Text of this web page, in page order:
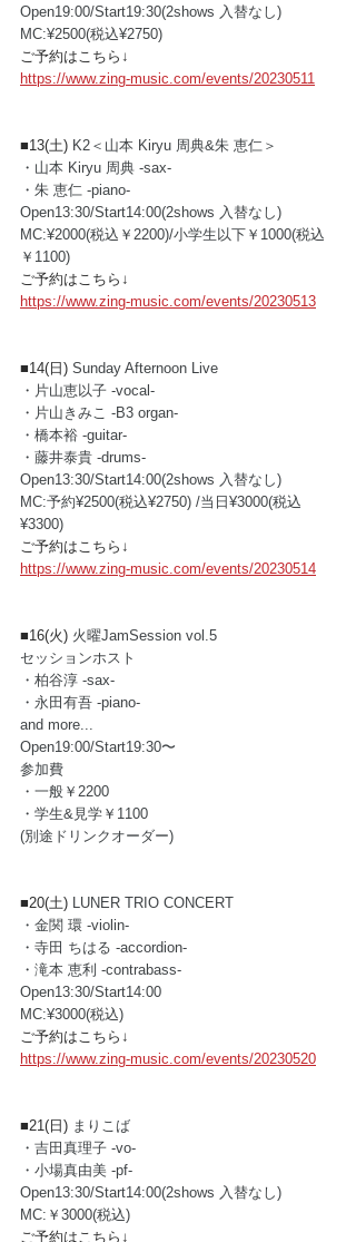
Open19:00/Start19:30(2shows 入替なし)
MC:¥2500(税込¥2750)
ご予約はこちら↓
https://www.zing-music.com/events/20230511
■13(土) K2＜山本 Kiryu 周典&朱 恵仁＞
・山本 Kiryu 周典 -sax-
・朱 恵仁 -piano-
Open13:30/Start14:00(2shows 入替なし)
MC:¥2000(税込￥2200)/小学生以下￥1000(税込
￥1100)
ご予約はこちら↓
https://www.zing-music.com/events/20230513
■14(日) Sunday Afternoon Live
・片山恵以子 -vocal-
・片山きみこ -B3 organ-
・橋本裕 -guitar-
・藤井泰貴 -drums-
Open13:30/Start14:00(2shows 入替なし)
MC:予約¥2500(税込¥2750) /当日¥3000(税込
¥3300)
ご予約はこちら↓
https://www.zing-music.com/events/20230514
■16(火) 火曜JamSession vol.5
セッションホスト
・柏谷淳 -sax-
・永田有吾 -piano-
and more...
Open19:00/Start19:30〜
参加費
・一般￥2200
・学生&見学￥1100
(別途ドリンクオーダー)
■20(土) LUNER TRIO CONCERT
・金関 環 -violin-
・寺田 ちはる -accordion-
・滝本 恵利 -contrabass-
Open13:30/Start14:00
MC:¥3000(税込)
ご予約はこちら↓
https://www.zing-music.com/events/20230520
■21(日) まりこば
・吉田真理子 -vo-
・小場真由美 -pf-
Open13:30/Start14:00(2shows 入替なし)
MC:￥3000(税込)
ご予約はこちら↓